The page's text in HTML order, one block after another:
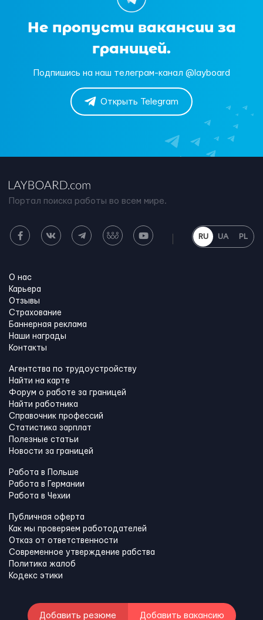
Не пропусти вакансии за
границей.
Подпишись на наш телеграм-канал @layboard
Открыть Telegram
Портал поиска работы во всем мире.
RU UA PL
О нас
Карьера
Отзывы
Страхование
Баннерная реклама
Наши награды
Контакты
Агентства по трудоустройству
Найти на карте
Форум о работе за границей
Найти работника
Справочник профессий
Статистика зарплат
Полезные статьи
Новости за границей
Работа в Польше
Работа в Германии
Работа в Чехии
Публичная оферта
Как мы проверяем работодателей
Отказ от ответственности
Современное утверждение рабства
Политика жалоб
Кодекс этики
Добавить резюме Добавить вакансию